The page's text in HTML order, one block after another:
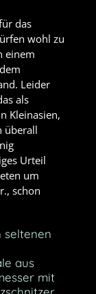
das
wohl zu
einem
Leider
als
Kleinasien,
überall
Urteil
um
schon
seltenen
aus
mit